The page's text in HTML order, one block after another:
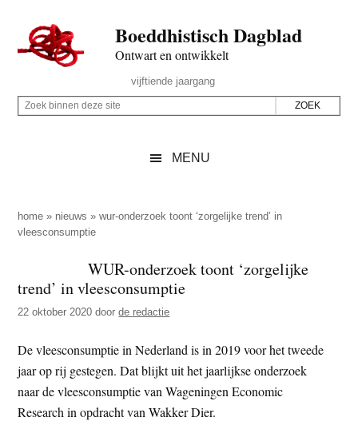
naar
de
inhoud
secondary
naar
de
sidebar
naar
de
Boeddhistisch Dagblad
Ontwart en ontwikkelt
Rechts
vijftiende jaargang
Z
p
d
z
e
i
t
e
Z
i
n
n
d
z
e
s
i
MENU
home » nieuws »wur-onderzoek toont ‘zorgelijke trend’ in
vleesconsumptie
WUR-onderzoek toont ‘zorgelijke
trend’ in vleesconsumptie
22 oktober 2020 doorde redactie
De vleesconsumptie in Nederland is in 2019 voor het tweede
jaar op rij gestegen. Dat blijkt uit het jaarlijkse onderzoek
naar de vleesconsumptie van Wageningen Economic
Research in opdracht van Wakker Dier.